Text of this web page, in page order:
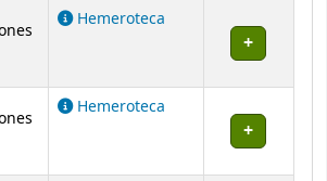
Hemeroteca
Hemeroteca